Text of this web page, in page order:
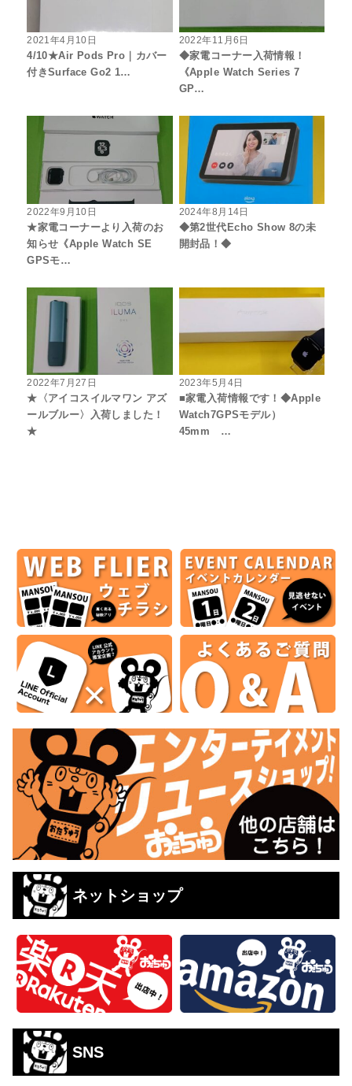
2021年4月10日
4/10★Air Pods Pro｜カバー
付きSurface Go2 1…
2022年11月6日
◆家電コーナー入荷情報！
《Apple Watch Series 7
GP…
2022年9月10日
★家電コーナーより入荷のお
知らせ《Apple Watch SE
GPSモ…
2024年8月14日
◆第2世代Echo Show 8の未
開封品！◆
2022年7月27日
★〈アイコスイルマワン アズ
ールブルー〉入荷しました！
★
2023年5月4日
■家電入荷情報です！◆Apple
Watch7GPSモデル）
45mm …
ネットショップ
SNS